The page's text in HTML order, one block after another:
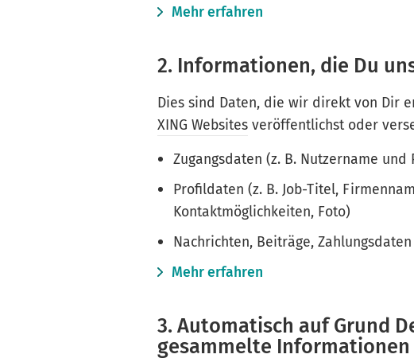
Mehr erfahren
2. Informationen, die Du
Dies sind Daten, die wir direkt von Dir
XING Websitesveröffentlichst oder
Zugangsdaten (z. B. Nutzername und
Profildaten (z. B. Job-Titel,
Kontaktmöglichkeiten, Foto)
Nachrichten, Beiträge, Zahlungsdaten
Mehr erfahren
3. Automatisch auf Grund
gesammelte Informationen